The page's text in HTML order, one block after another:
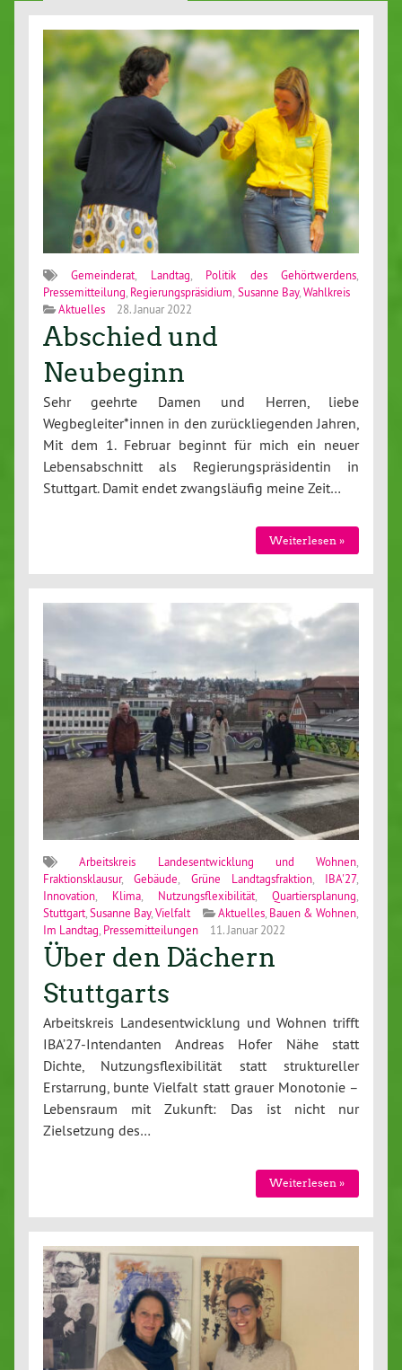
Gemeinderat Landtag Politik des Gehörtwerdens
Pressemitteilung Regierungspräsidium Susanne Bay, Wahlkreis
Aktuelles
28. Januar 2022
Abschied und
Neubeginn
Sehr geehrte Damen und Herren, liebe
Wegbegleiter*innen in den zurückliegenden Jahren,
Mit dem 1. Februar beginnt für mich ein neuer
Lebensabschnitt als Regierungspräsidentin in
Stuttgart. Damit endet zwangsläufig meine Zeit…
Weiterlesen »
Arbeitskreis Landesentwicklung und Wohnen,
Fraktionsklausur,Gebäude, Grüne Landtagsfraktion, IBA'27,
Innovation, Klima, Nutzungsflexibilität, Quartiersplanung,
Stuttgart,Susanne Bay,Vielfalt Aktuelles, Bauen & Wohnen,
Im Landtag, Pressemitteilungen 11. Januar 2022
Über den Dächern
Stuttgarts
Arbeitskreis Landesentwicklung und Wohnen trifft
IBA’27-Intendanten Andreas Hofer Nähe statt
Dichte, Nutzungsflexibilität statt struktureller
Erstarrung, bunte Vielfalt statt grauer Monotonie –
Lebensraum mit Zukunft: Das ist nicht nur
Zielsetzung des…
Weiterlesen »